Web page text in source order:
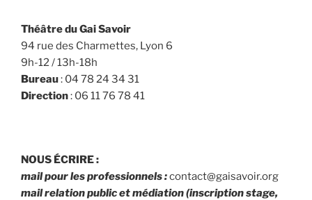
Théâtre du Gai Savoir
94 rue des Charmettes, Lyon 6
9h-12 / 13h-18h
Bureau: 04 78 24 34 31
Direction: 06 11 76 78 41
NOUS ÉCRIRE :
mail pour les professionnels :contact@gaisavoir.org
mail relation public et médiation (inscription stage,